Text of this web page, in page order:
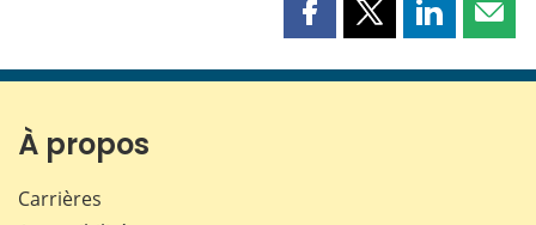
Partager
page
Partager
page
Partager
page page
À propos
Carrières